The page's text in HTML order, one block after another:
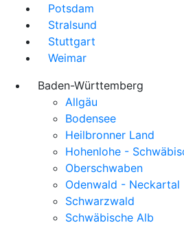
Potsdam
Stralsund
Stuttgart
Weimar
Baden-Württemberg
Allgäu
Bodensee
Heilbronner Land
Hohenlohe -
Oberschwaben
Odenwald - Neckartal
Schwarzwald
Schwäbische Alb